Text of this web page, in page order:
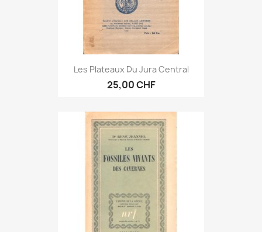
Les Plateaux Du Jura Central
25,00 CHF